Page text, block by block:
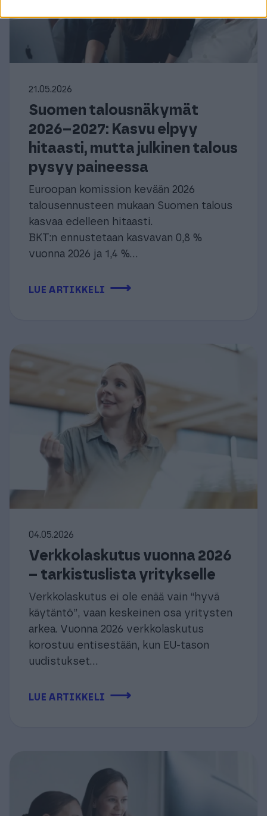
21.05.2026
Suomen talousnäkymät
2026–2027: Kasvu elpyy
hitaasti, mutta julkinen talous
pysyy paineessa
Euroopan komission kevään 2026
talousennusteen mukaan Suomen talous
kasvaa edelleen hitaasti.
BKT:n ennustetaan kasvavan 0,8 %
vuonna 2026 ja 1,4 %...
LUE ARTIKKELI ⟶
04.05.2026
Verkkolaskutus vuonna 2026
– tarkistuslista yritykselle
Verkkolaskutus ei ole enää vain “hyvä
käytäntö”, vaan keskeinen osa yritysten
arkea. Vuonna 2026 verkkolaskutus
korostuu entisestään, kun EU-tason
uudistukset...
LUE ARTIKKELI ⟶